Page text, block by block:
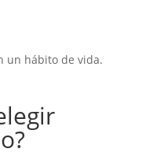
un hábito de vida.